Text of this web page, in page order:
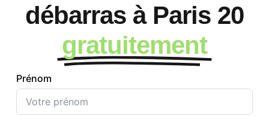
débarras à Paris 20
gratuitement
Prénom